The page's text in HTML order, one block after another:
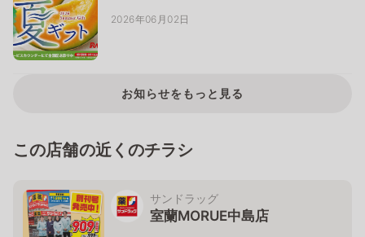
2026年06月02日
お知らせをもっと見る
この店舗の近くのチラシ
サンドラッグ
室蘭MORUE中島店